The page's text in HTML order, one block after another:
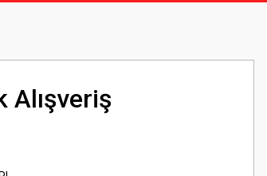
Alışveriş